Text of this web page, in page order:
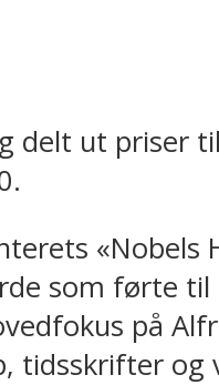
delt ut priser
«Nobels
som førte
på
og